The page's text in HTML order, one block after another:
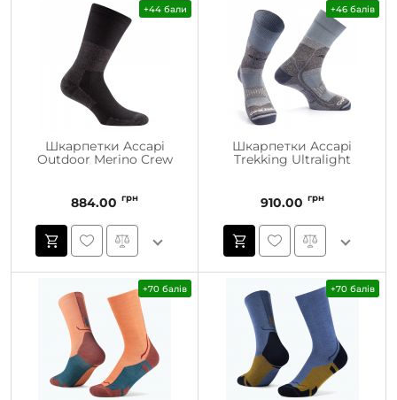
+44 бали
Шкарпетки Accapi
Outdoor Merino Crew
884.00 грн
+46 балів
Шкарпетки Accapi
Trekking Ultralight
910.00 грн
+70 балів +70 балів